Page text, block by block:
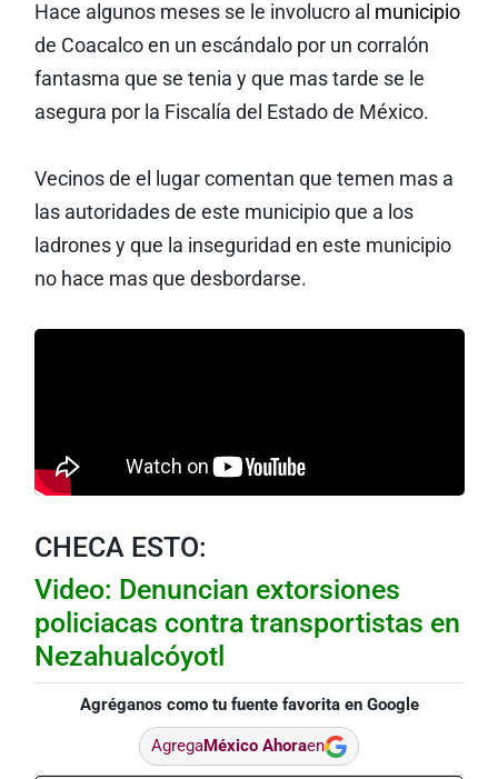
Hace algunos meses se le involucro al municipio
de Coacalco en un escándalo por un corralón
fantasma que se tenia y que mas tarde se le
asegura por la Fiscalía del Estado de México.
Vecinos de el lugar comentan que temen mas a
las autoridades de este municipio que a los
ladrones y que la inseguridad en este municipio
no hace mas que desbordarse.
CHECA ESTO:
Video: Denuncian extorsiones
policiacas contra transportistas en
Nezahualcóyotl
Agréganos como tu fuente favorita en Google
AgregaMéxico Ahoraen